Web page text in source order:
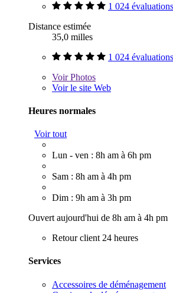
1 024 évaluations
Distance estimée
35,0 milles
1 024 évaluations
VoirPhotos
Voir le site Web
Heures normales
Voir tout
Lun - ven : 8h am à 6h pm
Sam : 8h am à 4h pm
Dim : 9h am à 3h pm
Ouvert aujourd'hui de 8h am à 4h pm
Retour client 24 heures
Services
Accessoires de déménagement